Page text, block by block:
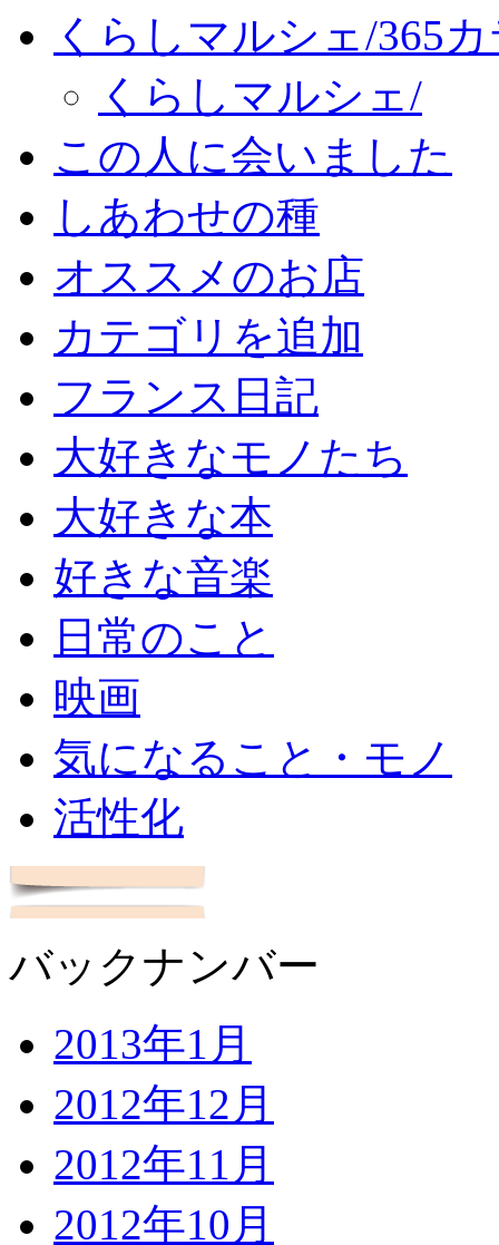
くらしマルシェ/365
くらしマルシェ/
この人に会いました
しあわせの種
オススメのお店
カテゴリを追加
フランス日記
大好きなモノたち
大好きな本
好きな音楽
日常のこと
映画
気になること・モノ
活性化
バックナンバー
2013年1月
2012年12月
2012年11月
2012年10月